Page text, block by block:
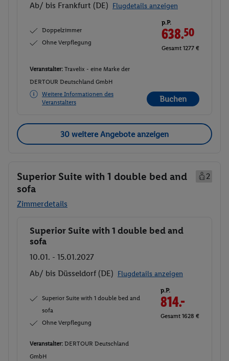
Ab/ bis Frankfurt (DE) Flugdetails anzeigen
Doppelzimmer
Ohne Verpflegung
p.P.
638.50
Gesamt 1277 €
Veranstalter: Travelix - eine Marke der
DERTOUR Deutschland GmbH
Weitere Informationen des
Veranstalters
Buchen
30 weitere Angebote anzeigen
Superior Suite with 1 double bed and
sofa
2
Zimmerdetails
Buchen
Superior Suite with 1 double bed and
sofa
10.01. - 15.01.2027
Ab/ bis Düsseldorf (DE) Flugdetails anzeigen
Superior Suite with 1 double bed and
sofa
Ohne Verpflegung
p.P.
814.-
Gesamt 1628 €
Veranstalter: DERTOUR Deutschland
GmbH